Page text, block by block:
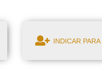
INDICAR